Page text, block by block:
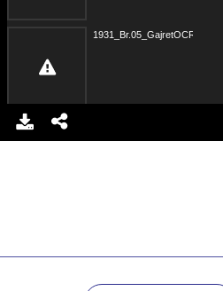
1931_Br.05_GajretOCR.pdf